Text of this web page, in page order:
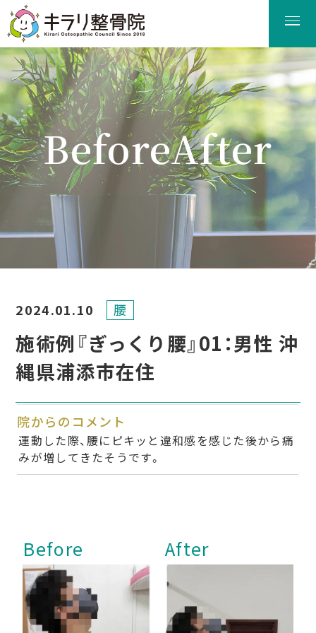
BeforeAfter
ビフォーアフター
施術例『ぎっくり腰』01：男性 沖
縄県浦添市在住
2024.01.10 腰
院からのコメント
運動した際、腰にピキッと違和感を感じた後から痛
みが増してきたそうです。
Before After